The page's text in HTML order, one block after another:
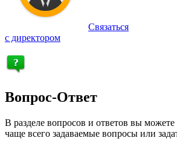
Связаться
с директором
Вопрос-Ответ
В разделе вопросов и ответов вы
чаще всего задаваемые вопросы или